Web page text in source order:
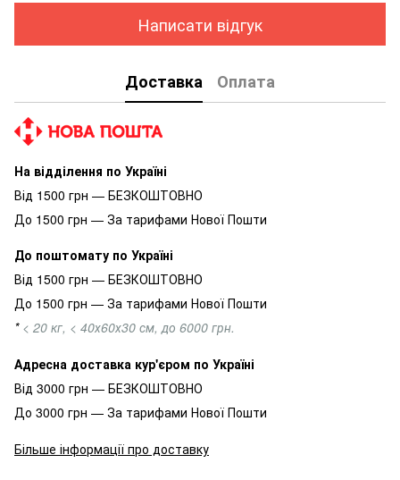
Написати відгук
Доставка Оплата
На відділення по Україні
Від 1500 грн — БЕЗКОШТОВНО
До 1500 грн — За тарифами Нової Пошти
До поштомату по Україні
Від 1500 грн — БЕЗКОШТОВНО
До 1500 грн — За тарифами Нової Пошти
* < 20 кг, < 40х60х30 см, до 6000 грн.
Адресна доставка кур'єром по Україні
Від 3000 грн — БЕЗКОШТОВНО
До 3000 грн — За тарифами Нової Пошти
Більше інформації про доставку